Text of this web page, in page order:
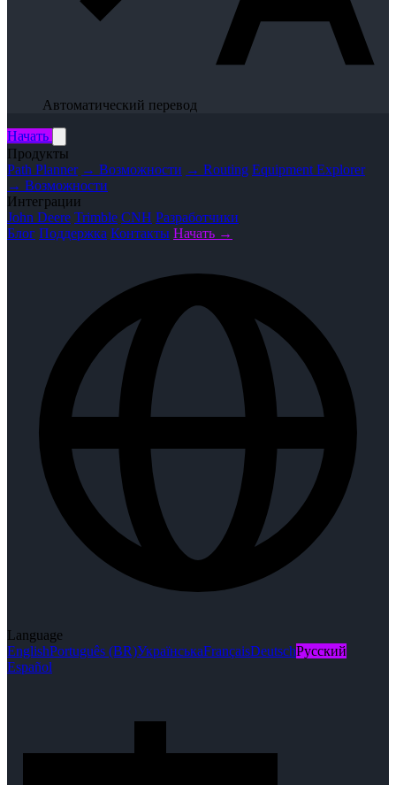
Автоматический перевод
Начать
Продукты
Path Planner → Возможности → Routing Equipment Explorer
→ Возможности
Интеграции
John Deere Trimble CNH Разработчики
Блог Поддержка Контакты Начать →
Language
EnglishPortuguês (BR)УкраїнськаFrançaisDeutschРусский
Español